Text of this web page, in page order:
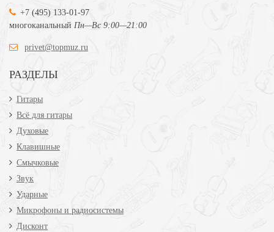
+7 (495) 133-01-97
многоканальный Пн—Вс 9:00—21:00
privet@topmuz.ru
РАЗДЕЛЫ
Гитары
Всё для гитары
Духовые
Клавишные
Смычковые
Звук
Ударные
Микрофоны и радиосистемы
Дисконт